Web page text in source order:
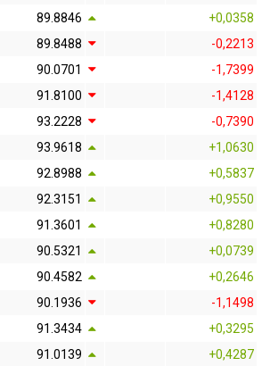
89.8846
+0,0358
89.8488
-0,2213
90.0701
-1,7399
91.8100
-1,4128
93.2228
-0,7390
93.9618
+1,0630
92.8988
+0,5837
92.3151
+0,9550
91.3601
+0,8280
90.5321
+0,0739
90.4582
+0,2646
90.1936
-1,1498
91.3434
+0,3295
91.0139 +0,4287